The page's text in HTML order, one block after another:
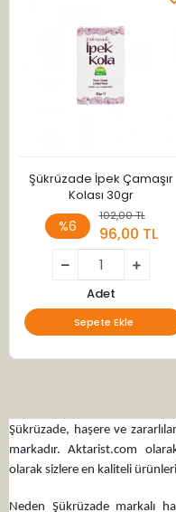
Şükrüzade İpek Çamaşır
Kolası 30gr
%6
102,00 TL
96,00 TL
Adet
Sepete Ekle
Şükrüzade, haşere ve
markadır. Aktarist.com
olarak sizlere en kaliteli
Neden Şükrüzade markalı